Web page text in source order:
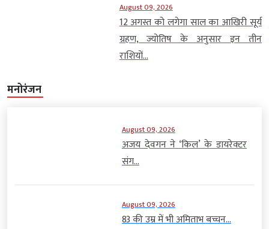
August 09, 2026
12 अगस्त को लगेगा साल का आखिरी सूर्य
ग्रहण, ज्योतिष के अनुसार इन तीन
राशियों...
मनोरंजन
August 09, 2026
अजय देवगन ने ‘किल’ के डायरेक्टर
संग...
August 09, 2026
83 की उम्र में भी अमिताभ बच्चन...